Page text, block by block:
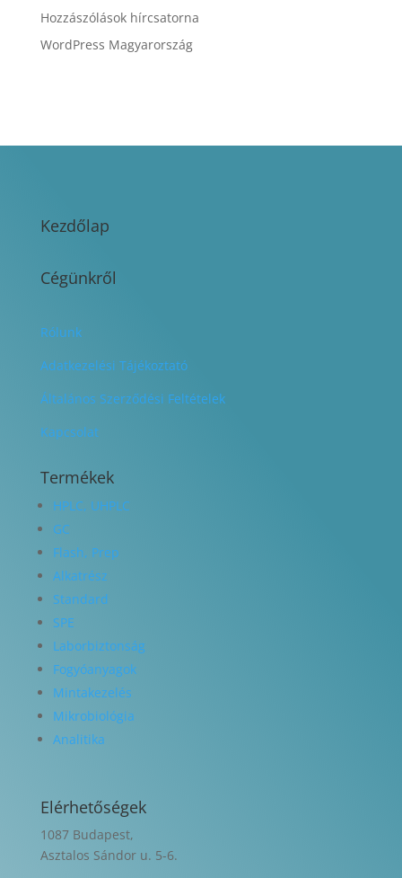
Hozzászólások hírcsatorna
WordPress Magyarország
Kezdőlap
Cégünkről
Rólunk
Adatkezelési Tájékoztató
Általános Szerződési Feltételek
Kapcsolat
Termékek
HPLC, UHPLC
GC
Flash, Prep
Alkatrész
Standard
SPE
Laborbiztonság
Fogyóanyagok
Mintakezelés
Mikrobiológia
Analitika
Elérhetőségek
1087 Budapest,
Asztalos Sándor u. 5-6.